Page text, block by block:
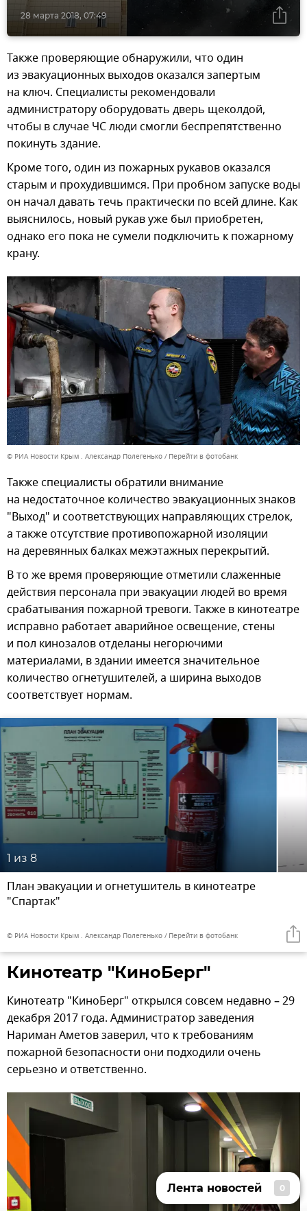
28 марта 2018, 07:49
Также проверяющие обнаружили, что один
из эвакуационных выходов оказался запертым
на ключ. Специалисты рекомендовали
администратору оборудовать дверь щеколдой,
чтобы в случае ЧС люди смогли беспрепятственно
покинуть здание.
Кроме того, один из пожарных рукавов оказался
старым и прохудившимся. При пробном запуске воды
он начал давать течь практически по всей длине. Как
выяснилось, новый рукав уже был приобретен,
однако его пока не сумели подключить к пожарному
крану.
© РИА Новости Крым . Александр Полегенько Перейти в фотобанк
Также специалисты обратили внимание
на недостаточное количество эвакуационных знаков
"Выход" и соответствующих направляющих стрелок,
а также отсутствие противопожарной изоляции
на деревянных балках межэтажных перекрытий.
В то же время проверяющие отметили слаженные
действия персонала при эвакуации людей во время
срабатывания пожарной тревоги. Также в кинотеатре
исправно работает аварийное освещение, стены
и пол кинозалов отделаны негорючими
материалами, в здании имеется значительное
количество огнетушителей, а ширина выходов
соответствует нормам.
1 из 8
План эвакуации и огнетушитель в кинотеатре
"Спартак"
© РИА Новости Крым . Александр Полегенько Перейти в фотобанк
Кинотеатр "КиноБерг"
Кинотеатр "КиноБерг" открылся совсем недавно – 29
декабря 2017 года. Администратор заведения
Нариман Аметов заверил, что к требованиям
пожарной безопасности они подходили очень
серьезно и ответственно.
Лента новостей 0
Лента новостей